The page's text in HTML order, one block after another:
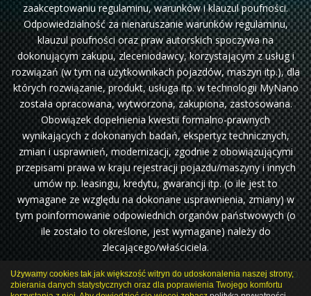
zaakceptowaniu regulaminu, warunków i klauzul poufności.
Odpowiedzialność za nienaruszanie warunków regulaminu,
klauzul poufności oraz praw autorskich spoczywa na
dokonującym zakupu, zleceniodawcy, korzystającym z usług i
rozwiązań (w tym na użytkownikach pojazdów, maszyn itp.), dla
których rozwiązanie, produkt, usługa itp. w technologii MyNano
została opracowana, wytworzona, zakupiona, zastosowana.
Obowiązek dopełnienia kwestii formalno-prawnych
wynikających z dokonanych badań, ekspertyz technicznych,
zmian i usprawnień, modernizacji, zgodnie z obowiązującymi
przepisami prawa w kraju rejestracji pojazdu/maszyny i innych
umów np. leasingu, kredytu, gwarancji itp. (o ile jest to
wymagane ze względu na dokonane usprawnienia, zmiany) w
tym poinformowanie odpowiednich organów państwowych (o
ile zostało to określone, jest wymagane) należy do
zlecającego/właściciela.
Projekt i wykonanie:webdragon.pl Klauzula informacyjna RODO.
Używamy cookies tak jak większość witryn do udoskonalenia naszej strony,
zbierania danych statystycznych oraz dla poprawienia Twojego komfortu